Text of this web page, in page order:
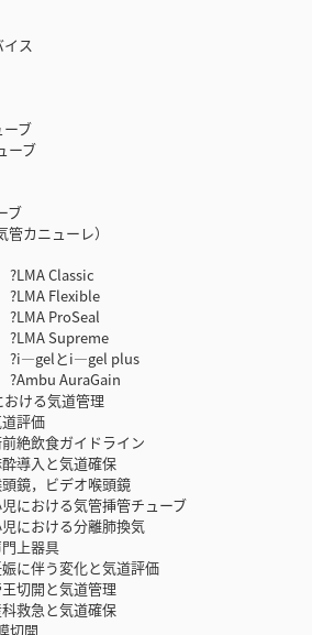
イス
ーブ
ーブ
ブ
管カニューレ）
Classic
Flexible
ProSeal
Supreme
?i—gelとi—gel plus
AuraGain
ける気道管理
評価
絶飲食ガイドライン
導入と気道確保
鏡，ビデオ喉頭鏡
おける気管挿管チューブ
における分離肺換気
上器具
に伴う変化と気道評価
切開と気道管理
救急と気道確保
切開